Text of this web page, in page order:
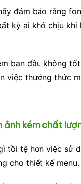
đảm bảo rằng
kỳ ai khó chịu khi
ban đầu không
việc thưởng thức
ảnh kém chất
tồi tệ hơn việc sử
cho thiết kế menu.